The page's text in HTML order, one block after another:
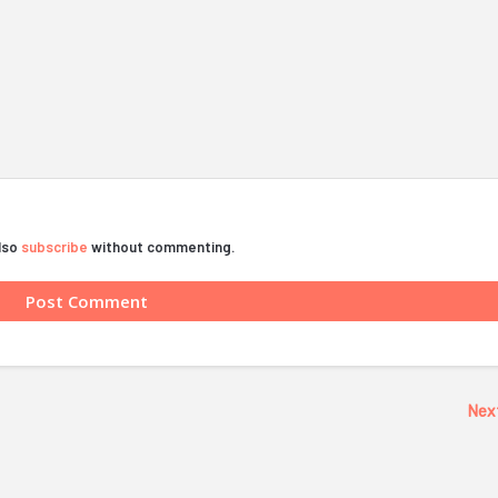
subscribe without commenting.